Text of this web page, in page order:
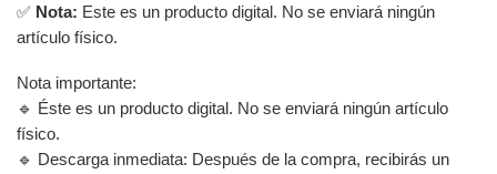
✅ Nota: Este es un producto digital. No se enviará ningún
artículo físico.
Nota importante:
🔹 Éste es un producto digital. No se enviará ningún artículo
físico.
🔹 Descarga inmediata: Después de la compra, recibirás un